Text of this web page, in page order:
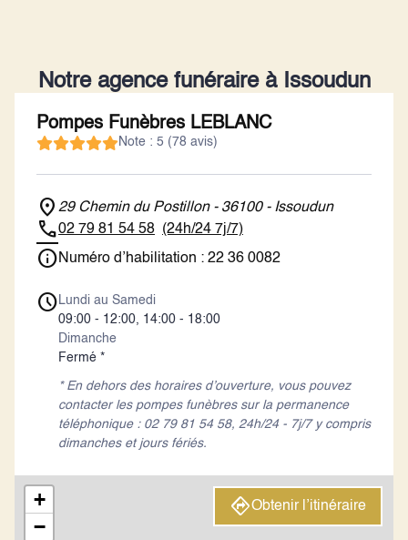
Notre agence funéraire à Issoudun
Pompes Funèbres LEBLANC
Note : 5 (78 avis)
29 Chemin du Postillon - 36100 - Issoudun
02 79 81 54 58 (24h/24 7j/7)
Numéro d’habilitation : 22 36 0082
Lundi au Samedi
09:00 - 12:00, 14:00 - 18:00
Dimanche
Fermé *
* En dehors des horaires d’ouverture, vous pouvez
contacter les pompes funèbres sur la permanence
téléphonique : 02 79 81 54 58, 24h/24 - 7j/7 y compris
dimanches et jours fériés.
+
−
Obtenir l’itinéraire